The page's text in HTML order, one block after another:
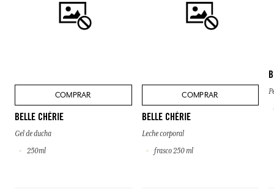
COMPRAR
BELLE CHÉRIE
Gel de ducha
250ml
COMPRAR
BELLE CHÉRIE
Leche corporal
frasco 250 ml